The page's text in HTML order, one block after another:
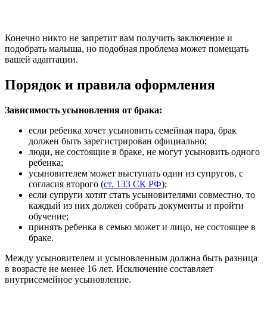
Конечно никто не запретит вам получить заключение и
подобрать малыша, но подобная проблема может помещать
вашей адаптации.
Порядок и правила оформления
Зависимость усыновления от брака:
если ребенка хочет усыновить семейная пара, брак
должен быть зарегистрирован официально;
люди, не состоящие в браке, не могут усыновить одного
ребенка;
усыновителем может выступать один из супругов, с
согласия второго (ст. 133 СК РФ);
если супруги хотят стать усыновителями совместно, то
каждый из них должен собрать документы и пройти
обучение;
принять ребенка в семью может и лицо, не состоящее в
браке.
Между усыновителем и усыновленным должна быть разница
в возрасте не менее 16 лет. Исключение составляет
внутрисемейное усыновление.